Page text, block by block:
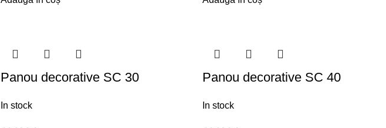
Panou decorative SC 30
In stock
Panou decorative SC 40
In stock